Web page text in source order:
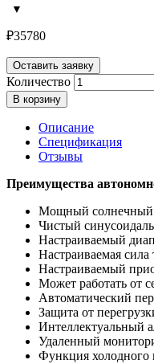
₽35780
Оставить заявку
Количество
В корзину
Описание
Спецификация
Отзывы
Преимущества
Мощный солнечный
Чистый
Настраиваемый
Настраиваемая сила
Настраиваемый
Может работать от
Автоматический
Защита от
Интеллектуальный
Удаленный
Функция холодного